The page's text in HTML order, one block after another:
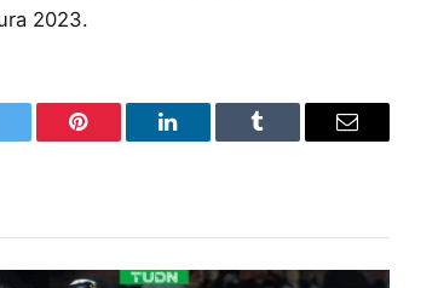
2023.
Pinterest LinkedIn Tumblr Email